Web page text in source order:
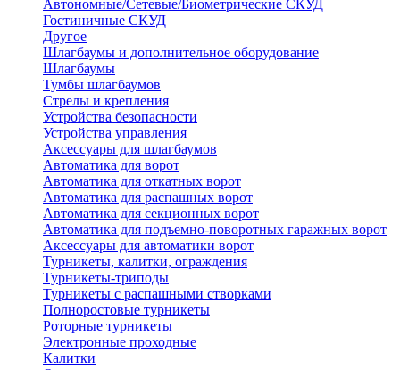
Автономные/Сетевые/Биометрические СКУД
Гостиничные СКУД
Другое
Шлагбаумы и дополнительное оборудование
Шлагбаумы
Тумбы шлагбаумов
Стрелы и крепления
Устройства безопасности
Устройства управления
Аксессуары для шлагбаумов
Автоматика для ворот
Автоматика для откатных ворот
Автоматика для распашных ворот
Автоматика для секционных ворот
Автоматика для подъемно-поворотных гаражных ворот
Аксессуары для автоматики ворот
Турникеты, калитки, ограждения
Турникеты-триподы
Турникеты с распашными створками
Полноростовые турникеты
Роторные турникеты
Электронные проходные
Калитки